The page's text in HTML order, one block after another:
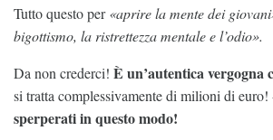
Tutto questo per«aprire la mente dei
bigottismo, la ristrettezza mentale e l’odio».
Da non crederci! È un’autentica vergogna
si tratta complessivamente di milioni di euro!
sperperati in questo modo!